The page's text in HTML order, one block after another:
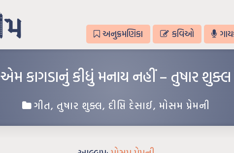
અનુક્રમણિકા કવિઓ
એમ કાગડાનું કીધું મનાય નહીં – તુષાર શુક્લ
ગીત, તુષાર શુક્લ, દીપ્તિ દેસાઈ, મોસમ પ્રેમની